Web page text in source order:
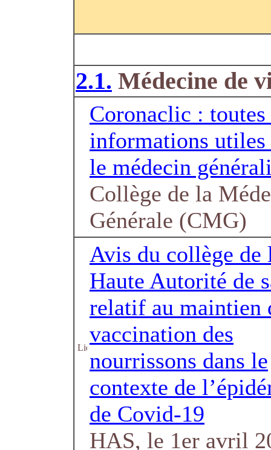
2.1. Médecine de
Coronaclic : toutes
informations utiles
le médecin
Collège de la
Générale (CMG)
Avis du collège de
Haute Autorité de
relatif au maintien
vaccination des
nourrissons dans le
contexte de
de Covid-19
HAS, le 1er avril